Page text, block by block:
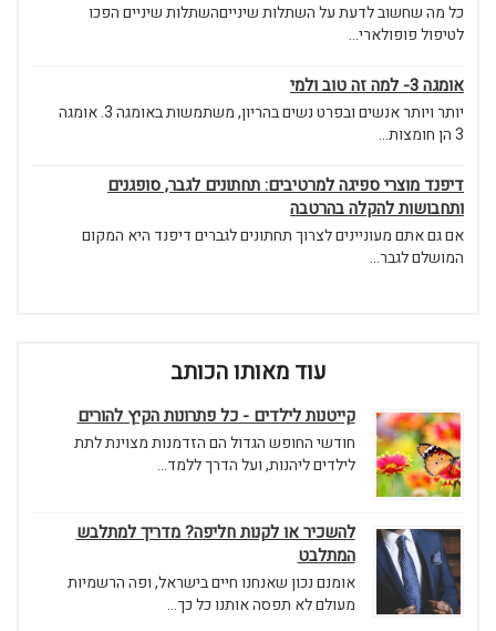
כל מה שחשוב לדעת על השתלות שינייםהשתלות שיניים הפכו
לטיפול פופולארי...
אומגה 3- למה זה טוב ולמי
יותר ויותר אנשים ובפרט נשים בהריון, משתמשות באומגה 3. אומגה
3 הן חומצות...
דיפנד מוצרי ספיגה למרטיבים: תחתונים לגבר, סופגנים
ותחבושות להקלה בהרטבה
אם גם אתם מעוניינים לצרוך תחתונים לגברים דיפנד היא המקום
המושלם לגבר...
עוד מאותו הכותב
קייטנות לילדים - כל פתרונות הקיץ להורים
חודשי החופש הגדול הם הזדמנות מצוינת לתת
לילדים ליהנות, ועל הדרך ללמד...
להשכיר או לקנות חליפה? מדריך למתלבש
המתלבט
אומנם נכון שאנחנו חיים בישראל, ופה הרשמיות
מעולם לא תפסה אותנו כל כך...